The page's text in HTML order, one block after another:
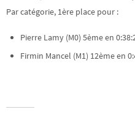
Par catégorie, 1ère place pour :
Pierre Lamy (M0) 5ème en
Firmin Mancel (M1) 12ème en